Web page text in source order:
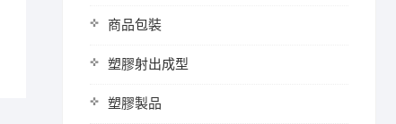
商品包裝
塑膠射出成型
塑膠製品